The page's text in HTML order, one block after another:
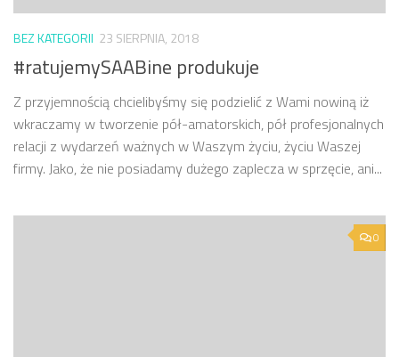
BEZ KATEGORII 23 SIERPNIA, 2018
#ratujemySAABine produkuje
Z przyjemnością chcielibyśmy się podzielić z Wami nowiną iż
wkraczamy w tworzenie pół-amatorskich, pół profesjonalnych
relacji z wydarzeń ważnych w Waszym życiu, życiu Waszej
firmy. Jako, że nie posiadamy dużego zaplecza w sprzęcie, ani...
0